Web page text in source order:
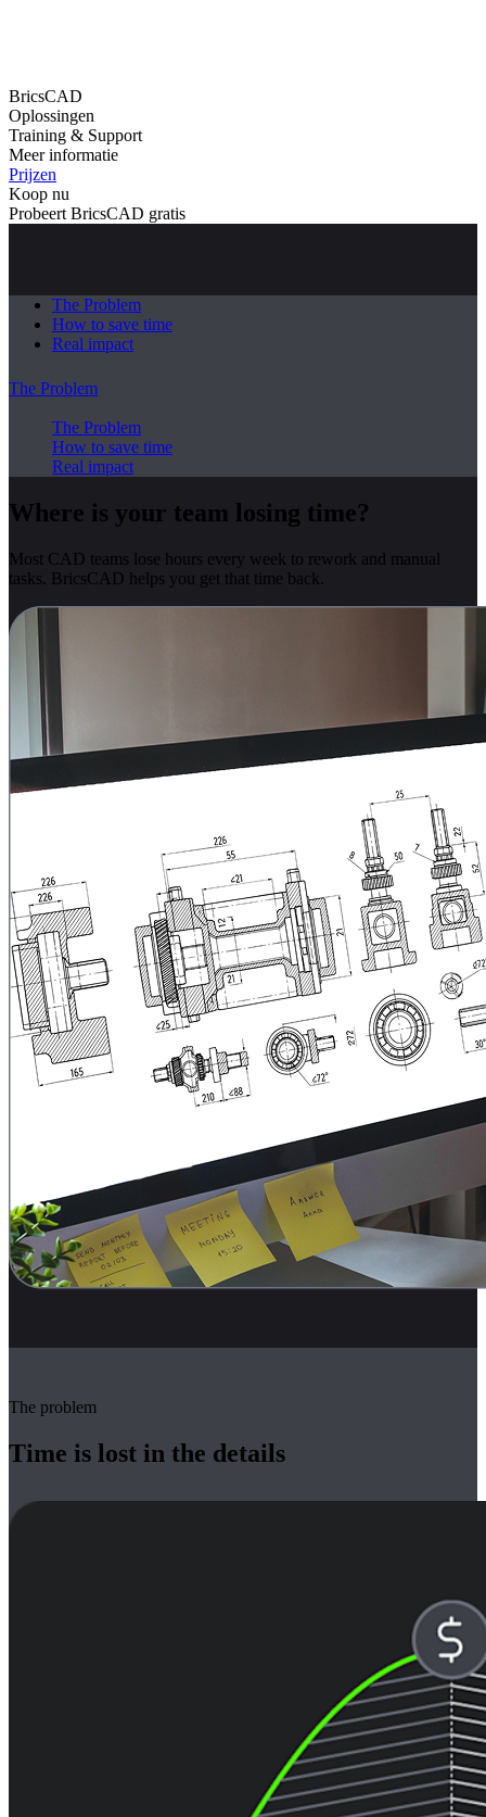
BricsCAD
Oplossingen
Training & Support
Meer informatie
Prijzen
Koop nu
Probeert BricsCAD gratis
The Problem
How to save time
Real impact
The Problem
The Problem
How to save time
Real impact
Where is your team losing time?
Most CAD teams lose hours every week to rework and manual
tasks. BricsCAD helps you get that time back.
The problem
Time is lost in the details